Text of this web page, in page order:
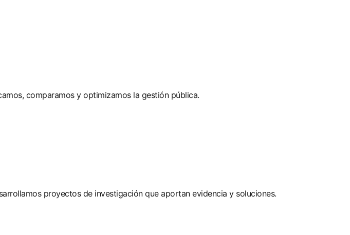
comparamos y optimizamos la gestión pública.
proyectos de investigación que aportan evidencia y soluciones.